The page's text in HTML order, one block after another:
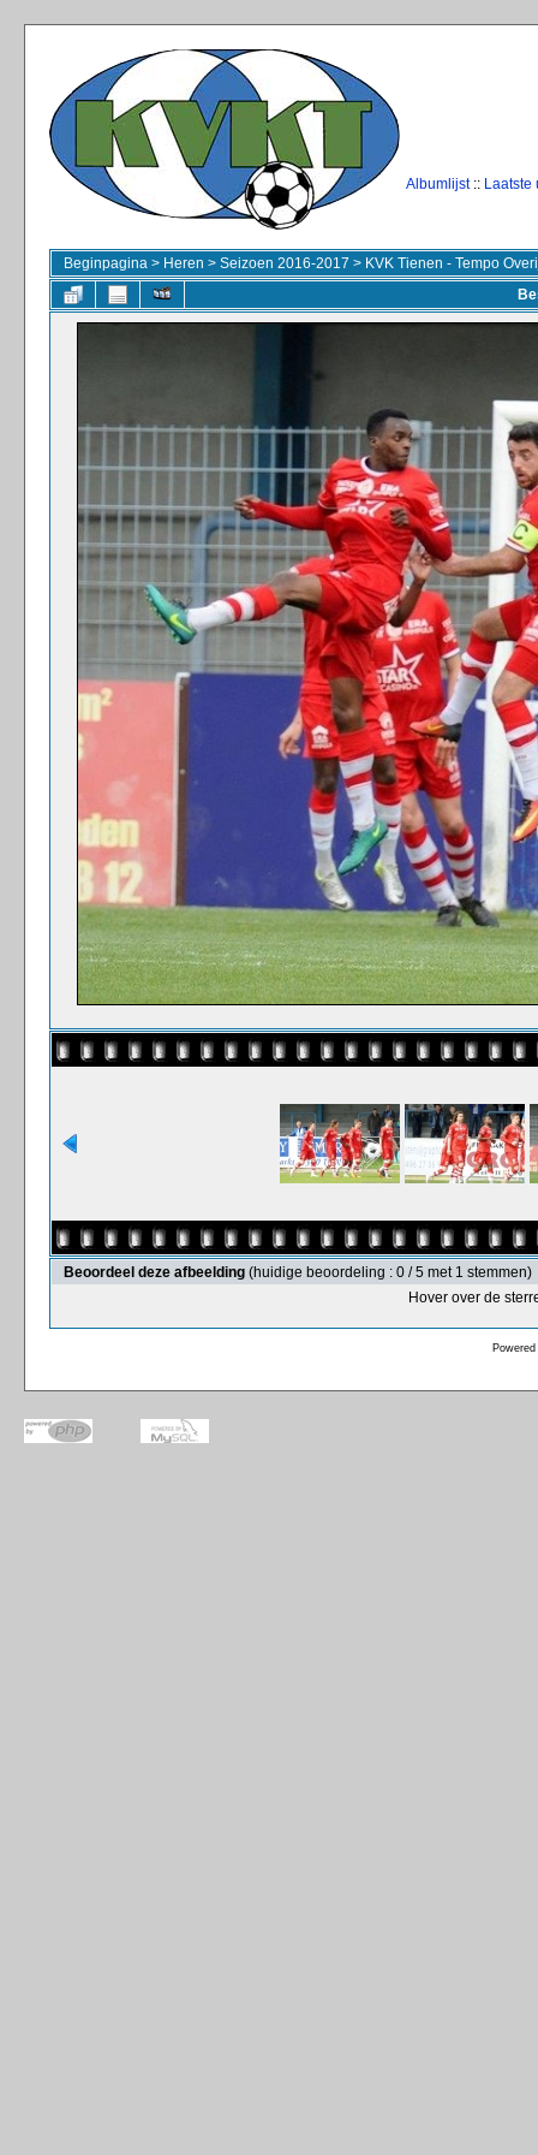
Albumlijst:: Laatste
Beginpagina > Heren > Seizoen 2016-2017 > KVK Tienen - Tempo
Beoordeel deze afbeelding (huidige beoordeling : 0 / 5 met 1 stemmen)
Hover over de